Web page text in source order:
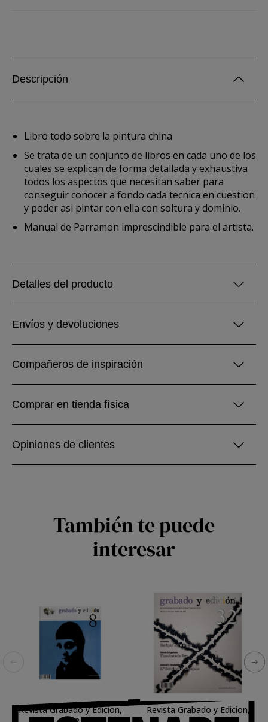
Descripción
Libro todo sobre la pintura china
Se trata de un conjunto de libros en cada uno de los
cuales se explican de forma detallada y exhaustiva
todos los aspectos que necesitan saber para
conseguir conocer a fondo cada tecnica en cuestion
y poder asi pintar con ella con soltura y dominio.
Manual de Parramon imprescindible para el artista.
Detalles del producto
Envíos y devoluciones
Compañeros de inspiración
Comprar en tienda física
Opiniones de clientes
También te puede
interesar
Revista Grabado y Edicion,
Revista Grabado y Edicion,